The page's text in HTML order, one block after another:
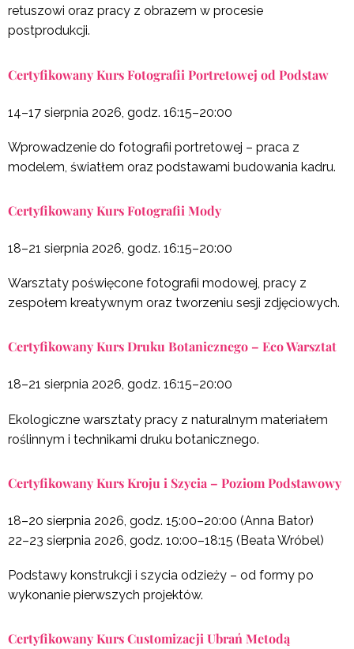
retuszowi oraz pracy z obrazem w procesie
postprodukcji.
Certyfikowany Kurs Fotografii Portretowej od Podstaw
14–17 sierpnia 2026, godz. 16:15–20:00
Wprowadzenie do fotografii portretowej – praca z
modelem, światłem oraz podstawami budowania kadru.
Certyfikowany Kurs Fotografii Mody
18–21 sierpnia 2026, godz. 16:15–20:00
Warsztaty poświęcone fotografii modowej, pracy z
zespołem kreatywnym oraz tworzeniu sesji zdjęciowych.
Certyfikowany Kurs Druku Botanicznego – Eco Warsztat
18–21 sierpnia 2026, godz. 16:15–20:00
Ekologiczne warsztaty pracy z naturalnym materiałem
roślinnym i technikami druku botanicznego.
Certyfikowany Kurs Kroju i Szycia – Poziom Podstawowy
18–20 sierpnia 2026, godz. 15:00–20:00 (Anna Bator)
22–23 sierpnia 2026, godz. 10:00–18:15 (Beata Wróbel)
Podstawy konstrukcji i szycia odzieży – od formy po
wykonanie pierwszych projektów.
Certyfikowany Kurs Customizacji Ubrań Metodą